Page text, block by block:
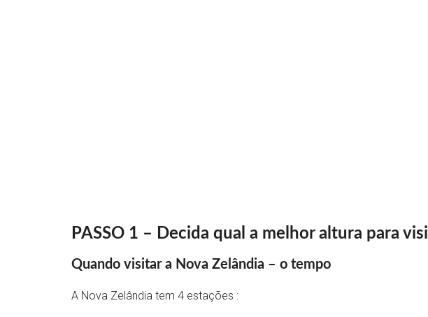
PASSO 1 – Decida qual a melhor altura para
Quando visitar a Nova Zelândia – o tempo
A Nova Zelândia tem 4 estações :